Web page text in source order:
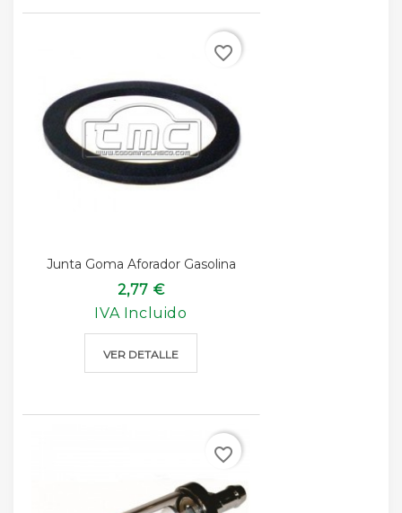
Junta Goma Aforador Gasolina
2,77 €
IVA Incluido
VER DETALLE
favorite_border
favorite_border